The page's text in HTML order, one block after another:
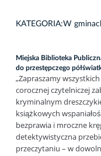
KATEGORIA:W
Miejska Biblioteka
do przestępczego
„Zapraszamy
corocznej czytelniczej
kryminalnym
książkowych
bezprawia i mroczne
detektywistyczna
przeczytaniu – w